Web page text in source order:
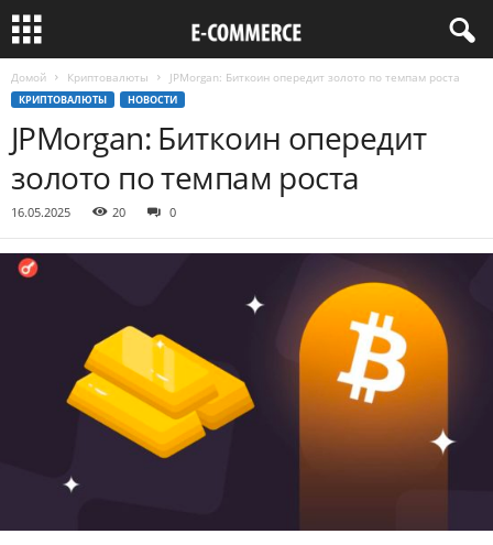
Домой Криптовалюты JPMorgan: Биткоин опередит золото по темпам роста
КРИПТОВАЛЮТЫ НОВОСТИ
JPMorgan: Биткоин опередит
золото по темпам роста
16.05.2025 20 0